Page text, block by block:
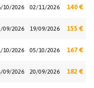
10/2026 02/11/2026 140 €
09/2026 19/09/2026 155 €
10/2026 05/10/2026 167 €
09/2026 20/09/2026 182 €